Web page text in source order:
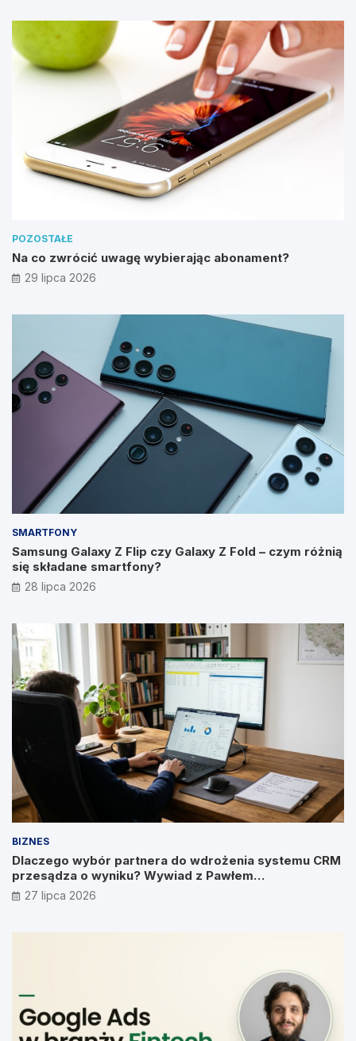
POZOSTAŁE
Na co zwrócić uwagę wybierając abonament?
29 lipca 2026
SMARTFONY
Samsung Galaxy Z Flip czy Galaxy Z Fold – czym różnią
się składane smartfony?
28 lipca 2026
BIZNES
Dlaczego wybór partnera do wdrożenia systemu CRM
przesądza o wyniku? Wywiad z Pawłem
Prymakowskim, CEO IT Vision
27 lipca 2026